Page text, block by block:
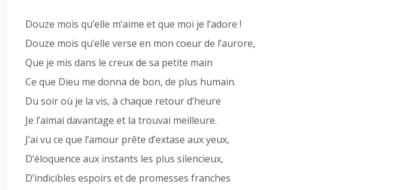
Douze mois qu’elle m’aime et que moi je l’adore !
Douze mois qu’elle verse en mon coeur de l’aurore,
Que je mis dans le creux de sa petite main
Ce que Dieu me donna de bon, de plus humain.
Du soir où je la vis, à chaque retour d’heure
Je l’aimai davantage et la trouvai meilleure.
J’ai vu ce que l’amour prête d’extase aux yeux,
D’éloquence aux instants les plus silencieux,
D’indicibles espoirs et de promesses franches